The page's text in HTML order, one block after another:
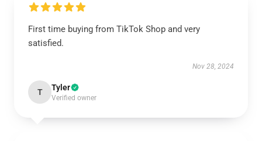
First time buying from TikTok Shop and very
satisfied.
Nov 28, 2024
T Tyler
Verified owner